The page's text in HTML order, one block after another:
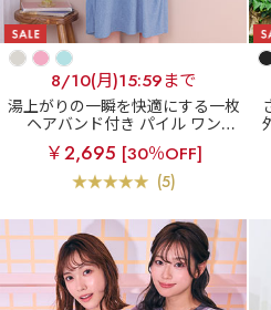
8/10(月)15:59まで
湯上がりの一瞬を快適にする一枚
ヘアバンド付き パイル ワンピ
ース
￥2,695 [30％OFF]
(5)